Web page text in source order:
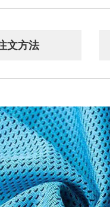
文方法